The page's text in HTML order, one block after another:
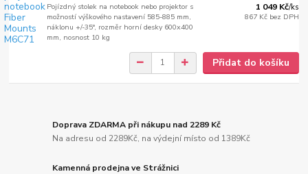
Pojízdný stolek na notebook nebo projektor s
možností výškového nastavení 585-885 mm,
náklonu +/-35°, rozměr horní desky 600x400
mm, nosnost 10 kg
1 049 Kč/ks
867 Kč bez DPH
Přidat do košíku
Doprava ZDARMA při nákupu nad 2289 Kč
Na adresu od 2289Kč, na výdejní místo od 1389Kč
Kamenná prodejna ve Strážnici